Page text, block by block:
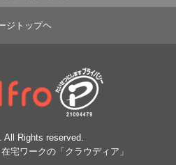
ジトップヘ
Rights reserved.
宅ワークの「クラウディア」